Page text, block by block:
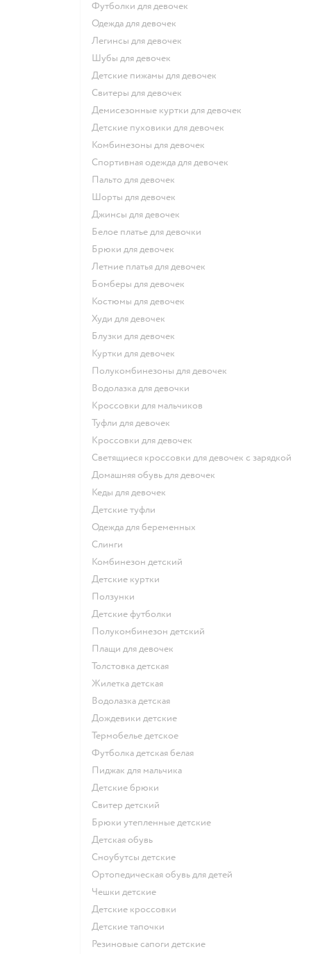
Футболки для девочек
Одежда для девочек
Легинсы для девочек
Шубы для девочек
Детские пижамы для девочек
Свитеры для девочек
Демисезонные куртки для девочек
Детские пуховики для девочек
Комбинезоны для девочек
Спортивная одежда для девочек
Пальто для девочек
Шорты для девочек
Джинсы для девочек
Белое платье для девочки
Брюки для девочек
Летние платья для девочек
Бомберы для девочек
Костюмы для девочек
Худи для девочек
Блузки для девочек
Куртки для девочек
Полукомбинезоны для девочек
Водолазка для девочки
Кроссовки для мальчиков
Туфли для девочек
Кроссовки для девочек
Светящиеся кроссовки для девочек с зарядкой
Домашняя обувь для девочек
Кеды для девочек
Детские туфли
Одежда для беременных
Слинги
Комбинезон детский
Детские куртки
Ползунки
Детские футболки
Полукомбинезон детский
Плащи для девочек
Толстовка детская
Жилетка детская
Водолазка детская
Дождевики детские
Термобелье детское
Футболка детская белая
Пиджак для мальчика
Детские брюки
Свитер детский
Брюки утепленные детские
Детская обувь
Сноубутсы детские
Ортопедическая обувь для детей
Чешки детские
Детские кроссовки
Детские тапочки
Резиновые сапоги детские